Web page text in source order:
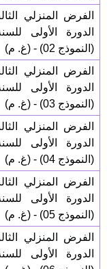
الفرض المنزلي
الدورة الأولى
(النموذج 02) - (غ. م)
الفرض المنزلي
الدورة الأولى
(النموذج 03) - (غ. م)
الفرض المنزلي
الدورة الأولى
(النموذج 04) - (غ. م)
الفرض المنزلي
الدورة الأولى
(النموذج 05) - (غ. م)
الفرض المنزلي
الدورة الأولى